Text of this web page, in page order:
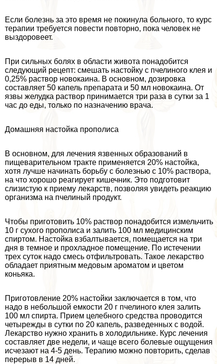
Если болезнь за это время не покинула больного, то курс
терапии требуется повести повторно, пока человек не
выздоровеет.
При сильных болях в области живота понадобится
следующий рецепт: смешать настойку с пчелиного клея и
0,25% раствор новокаина. В основном, дозировка
составляет 50 капель препарата и 50 мл новокаина. От
язвы желудка раствор принимается три раза в сутки за 1
час до еды, только по назначению врача.
Домашняя настойка прополиса
В основном, для лечения язвенных образований в
пищеварительном тpaкте применяется 20% настойка,
хотя лучше начинать борьбу с болезнью с 10% раствора,
на что хорошо реагирует кишечник. Это подготовит
слизистую к приему лекарств, позволяя увидеть реакцию
организма на пчелиный продукт.
Чтобы приготовить 10% раствор понадобится измельчить
10 г сухого прополиса и залить 100 мл медицинским
спиртом. Настойка взбалтывается, помещается на три
дня в темное и прохладное помещение. По истечении
трех суток надо смесь отфильтровать. Такое лекарство
обладает приятным медовым ароматом и цветом
коньяка.
Приготовление 20% настойки заключается в том, что
надо в небольшой емкости 20 г пчелиного клея залить
100 мл спирта. Прием целебного средства проводится
четырежды в сутки по 20 капель, разведенных с водой.
Лекарство нужно хранить в холодильнике. Курс лечения
составляет две недели, и чаще всего болевые ощущения
исчезают на 4-5 день. Терапию можно повторить, сделав
перерыв в 14 дней.